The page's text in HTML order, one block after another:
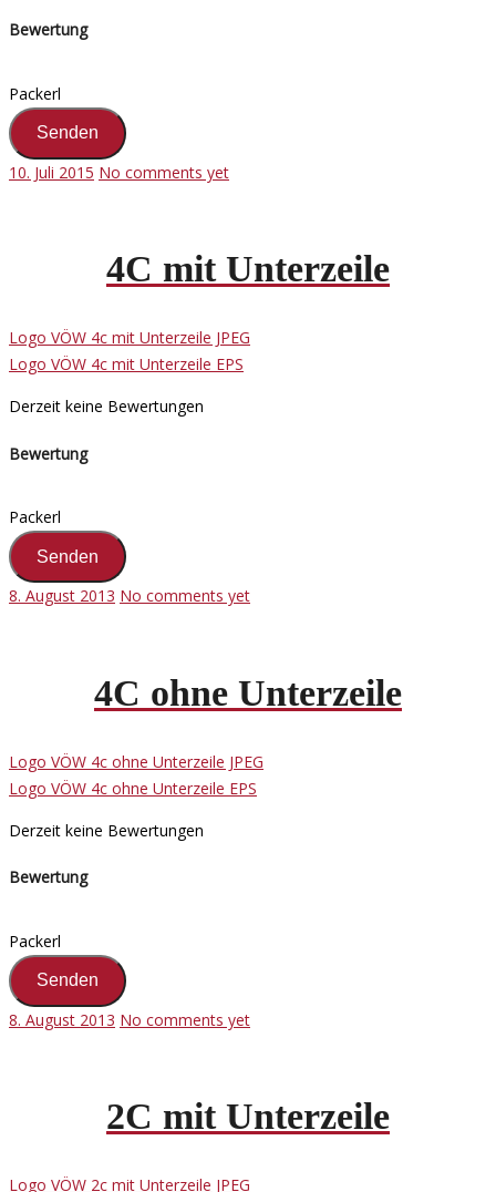
Bewertung
Packerl
10. Juli 2015 No comments yet
4C mit Unterzeile
Logo VÖW 4c mit Unterzeile JPEG
Logo VÖW 4c mit Unterzeile EPS
Derzeit keine Bewertungen
Bewertung
Packerl
8. August 2013 No comments yet
4C ohne Unterzeile
Logo VÖW 4c ohne Unterzeile JPEG
Logo VÖW 4c ohne Unterzeile EPS
Derzeit keine Bewertungen
Bewertung
Packerl
8. August 2013 No comments yet
2C mit Unterzeile
Logo VÖW 2c mit Unterzeile JPEG